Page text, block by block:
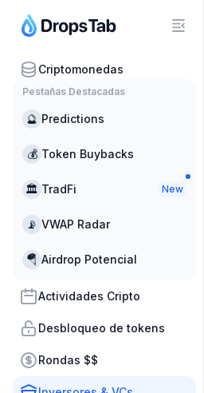
Criptomonedas
Pestañas Destacadas
🔮 Predictions
💰 Token Buybacks
🏛 TradFi New
📡 VWAP Radar
🪂 Airdrop Potencial
Actividades Cripto
Desbloqueo de tokens
Rondas $$
BTC: $64,971.52